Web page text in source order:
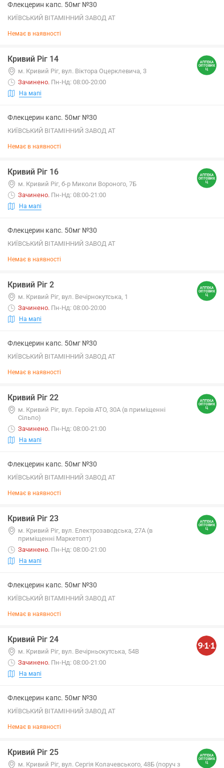
Флекцерин капс. 50мг №30
КИЇВСЬКИЙ ВІТАМІННИЙ ЗАВОД АТ
Немає в наявності
Кривий Ріг 14
м. Кривий Ріг, вул. Віктора Оцерклевича, 3
Зачинено. Пн-Нд: 08:00-20:00
На мапі
Флекцерин капс. 50мг №30
КИЇВСЬКИЙ ВІТАМІННИЙ ЗАВОД АТ
Немає в наявності
Кривий Ріг 16
м. Кривий Ріг, б-р Миколи Вороного, 7Б
Зачинено. Пн-Нд: 08:00-21:00
На мапі
Флекцерин капс. 50мг №30
КИЇВСЬКИЙ ВІТАМІННИЙ ЗАВОД АТ
Немає в наявності
Кривий Ріг 2
м. Кривий Ріг, вул. Вечірнокутська, 1
Зачинено. Пн-Нд: 08:00-20:00
На мапі
Флекцерин капс. 50мг №30
КИЇВСЬКИЙ ВІТАМІННИЙ ЗАВОД АТ
Немає в наявності
Кривий Ріг 22
м. Кривий Ріг, вул. Героїв АТО, 30А (в приміщенні
Сільпо)
Зачинено. Пн-Нд: 08:00-21:00
На мапі
Флекцерин капс. 50мг №30
КИЇВСЬКИЙ ВІТАМІННИЙ ЗАВОД АТ
Немає в наявності
Кривий Ріг 23
м. Кривий Ріг, вул. Електрозаводська, 27А (в
приміщенні Маркетопт)
Зачинено. Пн-Нд: 08:00-21:00
На мапі
Флекцерин капс. 50мг №30
КИЇВСЬКИЙ ВІТАМІННИЙ ЗАВОД АТ
Немає в наявності
Кривий Ріг 24
м. Кривий Ріг, вул. Вечірньокутська, 54В
Зачинено. Пн-Нд: 08:00-21:00
На мапі
Флекцерин капс. 50мг №30
КИЇВСЬКИЙ ВІТАМІННИЙ ЗАВОД АТ
Немає в наявності
Кривий Ріг 25
м. Кривий Ріг, вул. Сергія Колачевського, 48Б (поруч з